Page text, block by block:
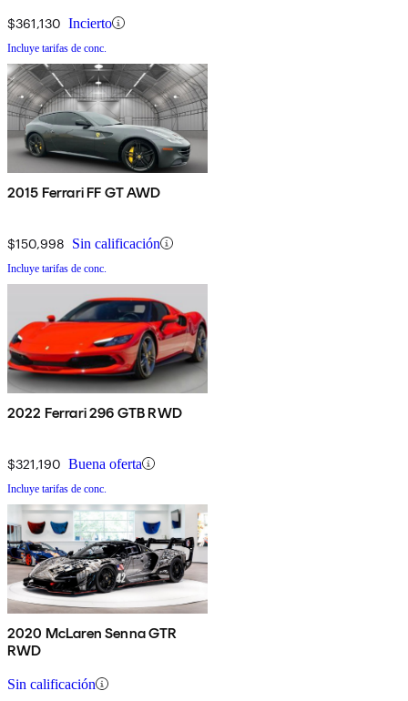
$361,130 Incierto
Incluye tarifas de conc.
2015 Ferrari FF GT AWD
$150,998 Sin calificación
Incluye tarifas de conc.
2022 Ferrari 296 GTB RWD
$321,190 Buena oferta
Incluye tarifas de conc.
2020 McLaren Senna GTR
RWD
Sin calificación